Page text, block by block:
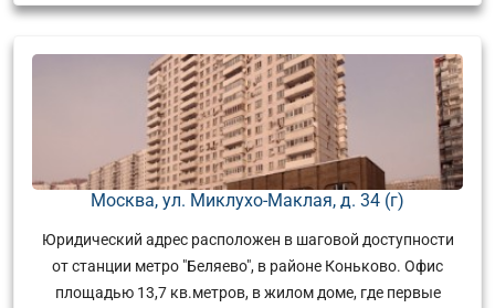
Москва, ул. Миклухо-Маклая, д. 34 (г)
Юридический адрес расположен в шаговой доступности
от станции метро "Беляево", в районе Коньково. Офис
площадью 13,7 кв.метров, в жилом доме, где первые